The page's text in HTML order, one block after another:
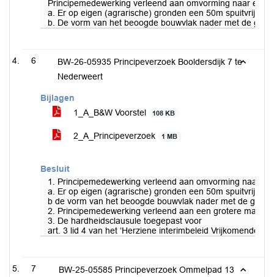
Principemedewerking verleend aan omvorming naar
a. Er op eigen (agrarische) gronden een 50m spuitvrije
b. De vorm van het beoogde bouwvlak nader met de
6
BW-26-05935 Principeverzoek Booldersdijk 7 te
Nederweert
Bijlagen
1_A_B&W Voorstel
108 KB
2_A_Principeverzoek 1 MB
Besluit
1. Principemedewerking verleend aan omvorming naar
a. Er op eigen (agrarische) gronden een 50m spuitvrije
b de vorm van het beoogde bouwvlak nader met de
2. Principemedewerking verleend aan een grotere
3. De hardheidsclausule toegepast voor
art. 3 lid 4 van het ‘Herziene interimbeleid Vrijkomende
7
BW-25-05585 Principeverzoek Ommelpad 13